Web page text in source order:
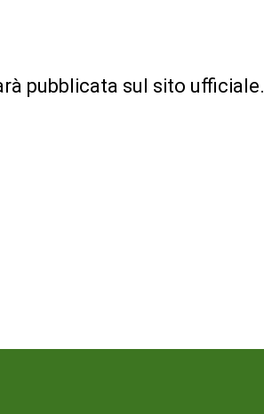
pubblicata sul sito ufficiale.